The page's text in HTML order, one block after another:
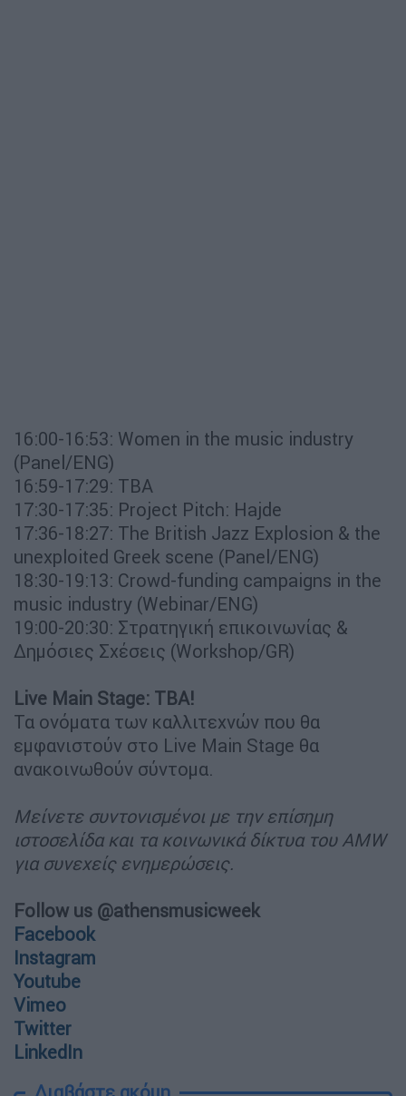
16:00-16:53: Women in the music industry
(Panel/ENG)
16:59-17:29: TBA
17:30-17:35: Project Pitch: Hajde
17:36-18:27: The British Jazz Explosion & the
unexploited Greek scene (Panel/ENG)
18:30-19:13: Crowd-funding campaigns in the
music industry (Webinar/ENG)
19:00-20:30: Στρατηγική επικοινωνίας &
Δημόσιες Σχέσεις (Workshop/GR)
Live Main Stage: TBA!
Τα ονόματα των καλλιτεχνών που θα
εμφανιστούν στο Live Main Stage θα
ανακοινωθούν σύντομα.
Μείνετε συντονισμένοι με την επίσημη
ιστοσελίδα και τα κοινωνικά δίκτυα του AMW
για συνεχείς ενημερώσεις.
Follow us @athensmusicweek
Facebook
Instagram
Youtube
Vimeo
Twitter
LinkedIn